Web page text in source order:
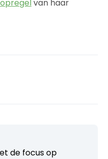
van haar
de focus op